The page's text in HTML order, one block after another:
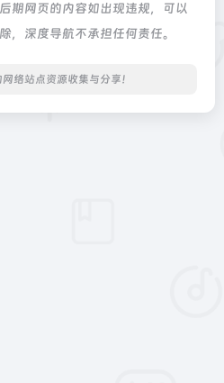
期网页的内容如出现违规，可以
，深度导航不承担任何责任。
络站点资源收集与分享！